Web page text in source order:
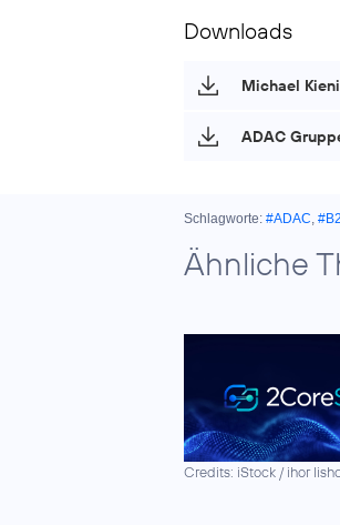
Downloads
Michael
ADAC
Schlagworte: #ADAC,
Ähnliche
Credits: iStock / ihor